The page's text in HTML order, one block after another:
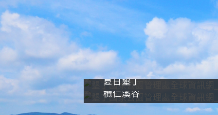
夏日墾丁
欖仁溪谷